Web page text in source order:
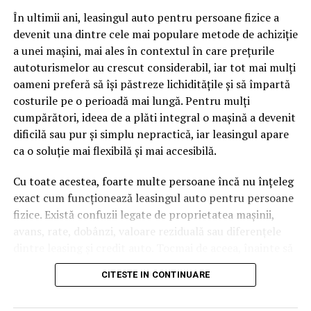
cuvinte tematice, scrise exact în limbajul în care se
caută.
Apoi vine partea de comportament. O pagină pe care
vizitatorii stau zece, cincisprezece minute ca să
urmărească replay-ul trimite un semnal greu de ignorat.
Google nu îți măsoară direct satisfacția, însă timpul
petrecut, scrollul și revenirile spun ceva despre cât de
util e materialul.
Și mai e ceva ce se uită ușor. Un webinar reușit atrage
linkuri aproape de la sine. Cineva îl menționează într-un
newsletter, altcineva îl citează într-un articol, un
partener îl trimite în comunitatea lui. Fiecare astfel de
tău, iar autoritatea e moneda forte în SEO.
În ultimii ani, leasingul auto pentru persoane fizice a
devenit una dintre cele mai populare metode de achiziție
a unei mașini, mai ales în contextul în care prețurile
autoturismelor au crescut considerabil, iar tot mai mulți
oameni preferă să își păstreze lichiditățile și să împartă
costurile pe o perioadă mai lungă. Pentru mulți
cumpărători, ideea de a plăti integral o mașină a devenit
dificilă sau pur și simplu nepractică, iar leasingul apare
ca o soluție mai flexibilă și mai accesibilă.
Cu toate acestea, foarte multe persoane încă nu înțeleg
exact cum funcționează leasingul auto pentru persoane
fizice. Există confuzii legate de proprietatea mașinii,
avans, rate, dobânzi, valoare reziduală sau diferențele
semnezi orice contract, este important să înțelegi clar
mecanismul acestui tip de finanțare și să știi la ce să fii
CITESTE IN CONTINUARE